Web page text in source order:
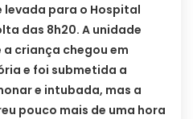
para o Hospital
das 8h20. A unidade
criança chegou em
e foi submetida a
e intubada, mas a
pouco mais de uma hora